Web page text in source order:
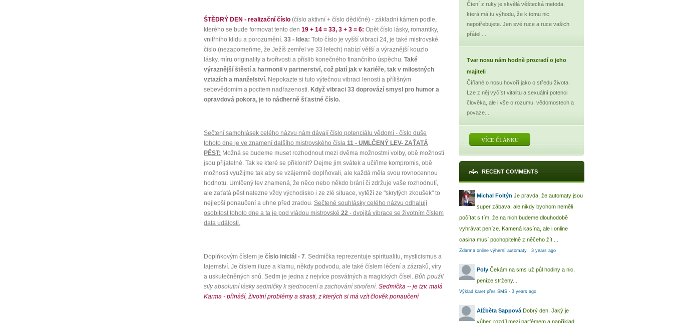
ŠTĚDRÝ DEN - realizační číslo (číslo aktivní + číslo dědičné) - základní kámen podle,
kterého se bude formovat tento den 19 + 14 = 33, 3 + 3 = 6: Opět číslo lásky, romantiky,
vnitřního klidu a porozumění. 33 - Idea: Toto číslo je vyšší vibrací 24, je také mistrovské
číslo (nezapomeňme, že Ježíš zemřel ve 33 letech) nabízí větší a výraznější kouzlo
lásky, míru originality a tvořivosti a příslib konečného finančního úspěchu. Také
výraznější štěstí a harmonii v partnerství, což platí jak v kariéře, tak v milostných
vztazích a manželství. Nepokazte si tuto výtečnou vibraci leností a přílišným
sebevědomím a pocitem nadřazenosti. Když vibraci 33 doprovází smysl pro humor a
opravdová pokora, je to nádherně šťastné číslo.
Sečtení samohlásek celého názvu nám dávají číslo potenciálu vědomí - číslo duše
tohoto dne je ve znamení dalšího mistrovského čísla 11 - UMLČENÝ LEV- ZAŤATÁ
PĚST: Možná se budeme muset rozhodnout mezi dvěma možnostmi volby, obě možnosti
jsou přijatelné. Tak ke které se přiklonit? Dejme jim svátek a učiňme kompromis, obě
možnosti využijme tak aby se vzájemně doplňovali, ale každá měla svou rovnocennou
hodnotu. Umlčený lev znamená, že něco nebo někdo brání či zdržuje vaše rozhodnutí,
ale zaťatá pěst nalezne vždy východisko i ze zlé situace, vytěží ze "skrytých zkoušek" to
nejlepší ponaučení a uhne před zradou. Sečtené souhlásky celého názvu odhalují
osobitost tohoto dne a ta je pod vládou mistrovské 22 - dvojitá vibrace se životním číslem
data události.
Doplňkovým číslem je číslo iniciál - 7. Sedmička reprezentuje spiritualitu, mysticismus a
tajemství. Je číslem iluze a klamu, někdy podvodu, ale také číslem léčení a zázraků, víry
a uskutečněných snů. Sedm je jedna z nejvíce posvátných a magických čísel. Bůh použil
sily absolutní lásky sedmičky k sjednocení a zachování stvoření. Sedmička -- je tzv. malá
Karma - přináší, životní problémy a strasti, z kterých si má vzít člověk ponaučení
Čtení z ruky je skvělá věštecká metoda,
která má tu výhodu, že k tomu nic
nepotřebujete. Jen své ruce a ruce vašich
přátel....
Tvar nosu nám hodně prozradí o jeho
majiteli
Číňané o nosu hovoří jako o středu života.
Lze z něj vyčíst vitalitu a sexuální potenci
člověka, ale i vše o rozumu, vědomostech a
povaze...
VÍCE ČLÁNKU
RECENT COMMENTS
Michal Foltýn Je pravda, že automaty jsou
super zábava, ale nikdy bychom neměli
počítat s tím, že na nich budeme dlouhodobě
vyhrávat peníze. Kamená kasína, ale i online
casina musí pochopitelně z něčeho žít....
Zdarma online výherní automaty · 3 years ago
Poly Čekám na sms už půl hodiny a nic,
peníze strženy...
Výklad karet přes SMS · 3 years ago
Alžběta Sappová Dobrý den. Jaký je
vůbec rozdíl mezi parfémem a například